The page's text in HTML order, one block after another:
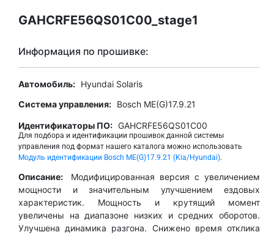
GAHCRFE56QS01C00_stage1
Информация по прошивке:
Автомобиль: Hyundai Solaris
Система управления: Bosch ME(G)17.9.21
Идентификаторы ПО: GAHCRFE56QS01C00
Для подбора и идентификации прошивок данной системы
управления под формат нашего каталога можно использовать
Модуль идентификации Bosch ME(G)17.9.21 (Kia/Hyundai).
Описание:
Модифицированная версия с увеличением
мощности и значительным улучшением ездовых
характеристик. Мощность и крутящий момент
увеличены на диапазоне низких и средних оборотов.
Улучшена динамика разгона. Снижено время отклика